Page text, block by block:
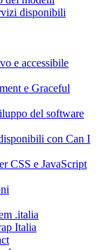
disponibili
e accessibile
e Graceful
del software
con Can I
CSS e JavaScript
.italia
Italia